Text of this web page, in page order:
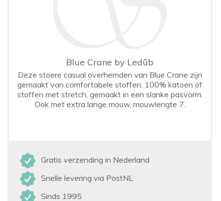
Blue Crane by Ledûb
Deze stoere casual overhemden van Blue Crane zijn
gemaakt van comfortabele stoffen, 100% katoen of
stoffen met stretch, gemaakt in een slanke pasvorm.
Ook met extra lange mouw, mouwlengte 7.
Gratis verzending in Nederland
Snelle levering via PostNL
Sinds 1995